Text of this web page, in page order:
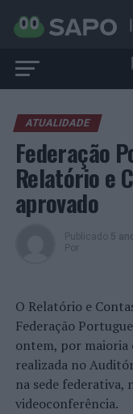
ATUALIDADE
Federação
Relatório e
aprovado
Publicado 5
Por
O Relatório e
Federação
ontem, por maioria
realizada no
na sede federativa,
videoconferência.